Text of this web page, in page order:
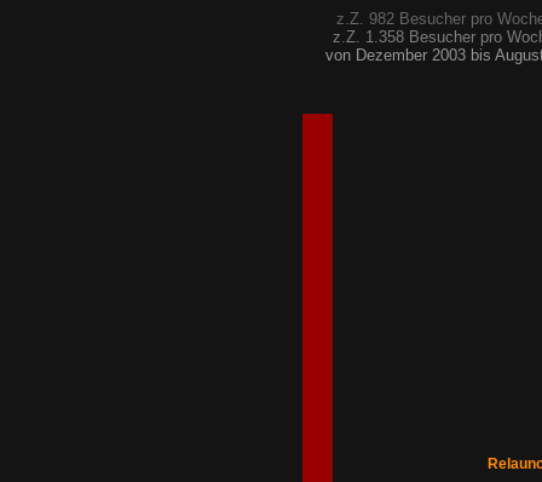
z.Z. 982 Besucher pro
z.Z. 1.358 Besucher pro
von Dezember 2003 bis